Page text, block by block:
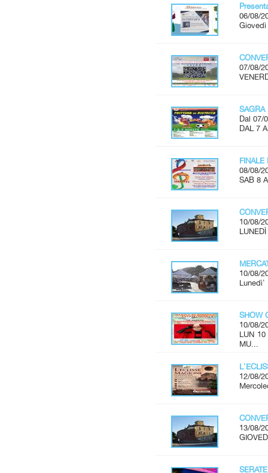
06/08/
Giovedì
07/08/
SAGRA
Dal 07/
DAL 7
FINALE
08/08/
SAB 8
10/08/
10/08/
Lunedì'
SHOW
10/08/
LUN 10
MU...
12/08/
13/08/